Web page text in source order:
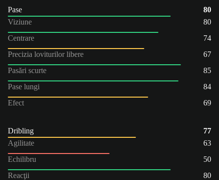
Pase
80
Viziune
80
Centrare
74
Precizia loviturilor libere
67
Pasări scurte
85
Pase lungi
84
Efect
69
Dribling
77
Agilitate
63
Echilibru
50
Reacţii
80